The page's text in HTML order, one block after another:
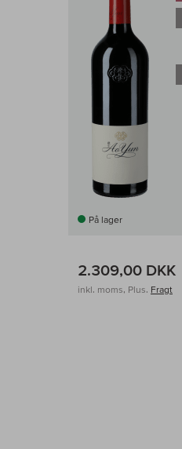
På lager
2.309,00 DKK
inkl. moms, Plus. Fragt